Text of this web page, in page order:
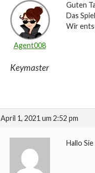
Agent008
Keymaster
Guten
Das
Wir
April 1, 2021 um 2:52 pm
Hallo